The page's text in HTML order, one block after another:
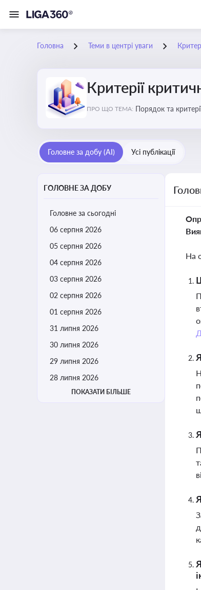
Головна Теми в центрі уваги
Критерії
ПРО ЩО ТЕМА: Порядок та
Головне за добу (AI) Усі публікації
ГОЛОВНЕ ЗА ДОБУ
Головне за сьогодні
06 серпня 2026
05 серпня 2026
04 серпня 2026
03 серпня 2026
02 серпня 2026
01 серпня 2026
31 липня 2026
30 липня 2026
29 липня 2026
28 липня 2026
ПОКАЗАТИ БІЛЬШЕ
На